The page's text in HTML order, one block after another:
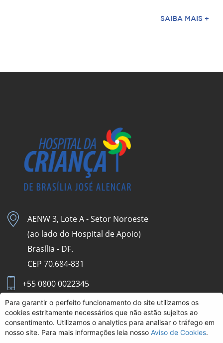
SAIBA MAIS +
AENW 3, Lote A - Setor Noroeste
(ao lado do Hospital de Apoio)
Brasília - DF.
CEP 70.684-831
+55 0800 0022345
Aviso de Cookies
Intranet HCB
Para garantir o perfeito funcionamento do site utilizamos os
cookies estritamente necessários que não estão sujeitos ao
consentimento. Utilizamos o analytics para analisar o tráfego em
nosso site. Para mais informações leia nosso Aviso de Cookies.